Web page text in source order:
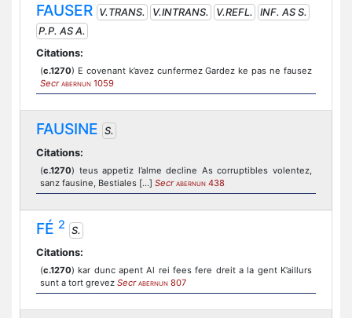
FAUSER V.TRANS. V.INTRANS. V.REFL.
INF. AS S.
P.P. AS A.
Citations:
(c.1270) E covenant k’avez cunfermez Gardez ke pas ne fausez
Secr ABERNUN 1059
FAUSINE S.
Citations:
(c.1270) teus appetiz l’alme decline As corruptibles volentez,
sanz fausine, Bestiales [...] Secr ABERNUN 438
FÉ 2 S.
Citations:
(c.1270) kar dunc apent Al rei fees fere dreit a la gent K’aillurs
sunt a tort grevez Secr ABERNUN 807